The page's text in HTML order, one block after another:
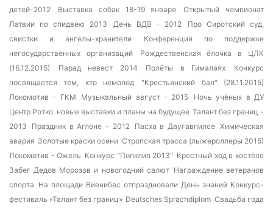
детей-2012
Выставка собак 18-19 января
Открытый чемпионат
Латвии по спидвею 2013
День ВДВ - 2012
Про Сиротский суд,
свистки и ангелы-хранители
Конференция по поддержке
негосударственных организаций
Рождественская ёлочка в ЦЛК
(16.12.2015)
Парад невест 2014 Полёты в Гималаях
Конкурс
посвящается тем, кто немолод
"Крестьянский бал" (28.11.2015)
Локомотив - ГКМ
Музыкальный август - 2015
Ночь учёных в ДУ
Центр Ротко: новые выставки и планы на будущее Талант без границ -
2013
Праздник в Аглоне - 2012 Пасха в Даугавпилсе Химическая
авария Золотые краски осени Стропская трасса (лыжероллеры 2015)
Локомотив - Ожель Конкурс "Попклип 2013" Крестный ход в костёле
Забег Дедов Морозов и новогодний салют Награждение ветеранов
спорта На площади Виенибас отпраздновали День знаний Конкурс-
фестиваль «Талант без границ» Deutsches Sprachdiplom Свадьба года